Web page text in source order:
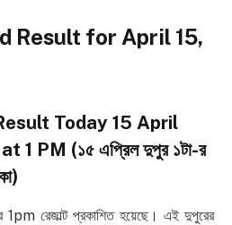
Result for April 15,
Today 15 April
PM (১৫ এপ্রিল দুপুর ১টা-র
রেজাল্ট প্রকাশিত হয়েছে। এই দুপুরের